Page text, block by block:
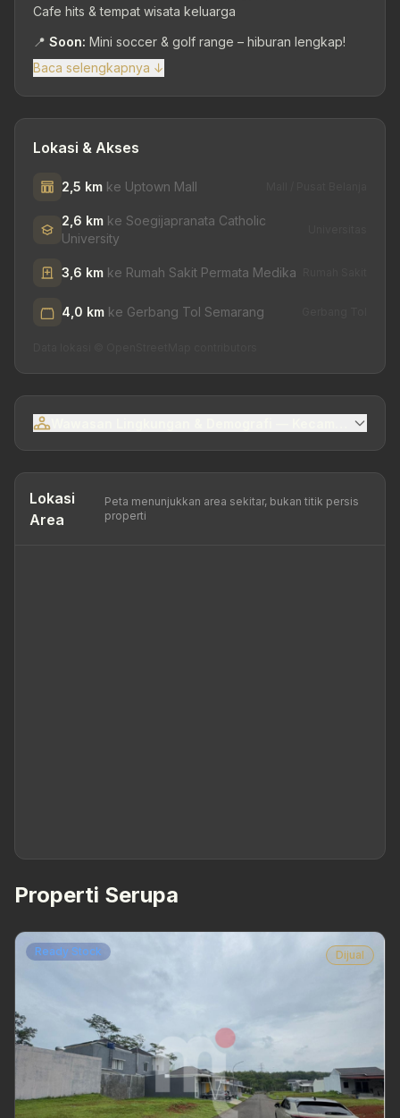
Cafe hits & tempat wisata keluarga
📍 Soon: Mini soccer & golf range – hiburan lengkap!
Baca selengkapnya ↓
Lokasi & Akses
2,5 km ke Uptown Mall
2,6 km ke Soegijapranata Catholic
University
3,6 km ke Rumah Sakit Permata Medika
4,0 km ke Gerbang Tol Semarang
Wawasan Lingkungan & Demografi — Kecamatan
Lokasi
Area
Peta menunjukkan area sekitar, bukan titik persis
properti
Properti Serupa
Ready Stock Dijual